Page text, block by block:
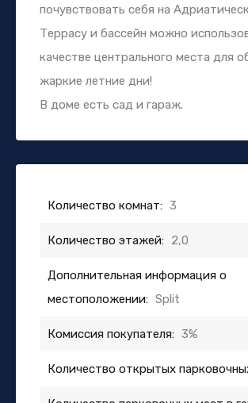
почувствовать себя на
Террасу и бассейн можно
качестве центрального места для
жаркие летние дни!
В доме есть сад и гараж.
Количество комнат: 3
Количество этажей: 2,0
Дополнительная информация о
местоположении: Split
Комиссия покупателя: 3%
Количество открытых